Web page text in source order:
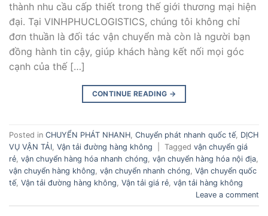
thành nhu cầu cấp thiết trong thế giới thương mại hiện
đại. Tại VINHPHUCLOGISTICS, chúng tôi không chỉ
đơn thuần là đối tác vận chuyển mà còn là người bạn
đồng hành tin cậy, giúp khách hàng kết nối mọi góc
cạnh của thế […]
CONTINUE READING →
Posted in CHUYỂN PHÁT NHANH Chuyển phát nhanh quốc tế, DỊCH
VỤ VẬN TẢI Vận tải đường hàng không Tagged vận chuyển giá
rẻ vận chuyển hàng hóa nhanh chóng vận chuyển hàng hóa nội địa
vận chuyển hàng không vận chuyển nhanh chóng Vận chuyển quốc
tế, Vận tải đường hàng không Vận tải giá rẻ vận tải hàng không
Leave a comment